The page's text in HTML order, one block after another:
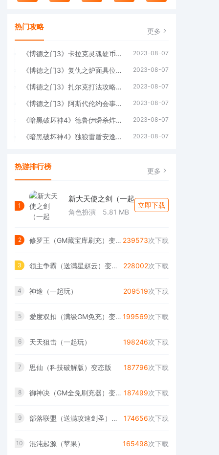
热门攻略 更多
《博德之门3》卡拉克灵魂硬币位置介绍(博德之门3卡拉克在哪) 2023-08-07
《博德之门3》复仇之炉面具位置介绍(博德之门3复仇侍卫) 2023-08-07
《博德之门3》扎尔克打法攻略(《博德之门3》未来更新说明) 2023-08-07
《博德之门3》阿斯代伦约会事件攻略(博德之门3阿布狄拉克) 2023-08-07
《暗黑破坏神4》德鲁伊瞬杀炸盾流攻略(暗黑破坏神4地狱狂潮隐藏宝箱) 2023-08-07
《暗黑破坏神4》独狼雷盾安逸流攻略(暗黑破坏神4游侠流派推荐) 2023-08-07
热游排行榜 更多
1
新大天使之剑（一起
角色扮演 5.81 MB
立即下载
2 修罗王（GM藏宝库刷充）变态版 239573次下载
3 领主争霸（送满星赵云）变态版 228002次下载
4 神途（一起玩） 209519次下载
5 爱度双扣（满级GM免充）变态版 199569次下载
6 天天狙击（一起玩） 198246次下载
7 思仙（科技破解版）变态版 187796次下载
8 御神决（GM全免刷充器）变态版 187499次下载
9 部落联盟（送满攻速剑圣）变态版 174656次下载
10 混沌起源（苹果） 165498次下载